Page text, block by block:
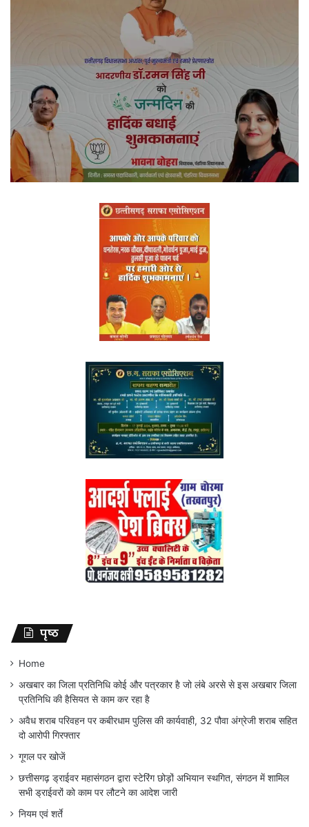
पृष्ठ
Home
अखबार का जिला प्रतिनिधि कोई और पत्रकार है जो लंबे अरसे से इस अखबार जिला
प्रतिनिधि की हैसियत से काम कर रहा है
अवैध शराब परिवहन पर कबीरधाम पुलिस की कार्यवाही, 32 पौवा अंग्रेजी शराब सहित
दो आरोपी गिरफ्तार
गूगल पर खोजें
छत्तीसगढ़ ड्राईवर महासंगठन द्वारा स्टेरिंग छोड़ों अभियान स्थगित, संगठन में शामिल
सभी ड्राईवरों को काम पर लौटने का आदेश जारी
नियम एवं शर्ते